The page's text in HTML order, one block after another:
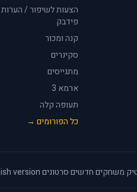
הצעות לשיפור / הערות
פידבק
קנה ומכור
סקינרים
מתגייסים
ארמא 3
תעופה קלה
כל הפורומים →
·משחקים חדשים·סרטונים·
version